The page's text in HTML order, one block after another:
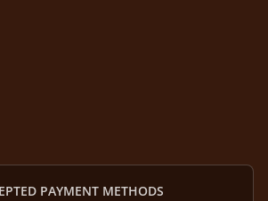
PAYMENT METHODS